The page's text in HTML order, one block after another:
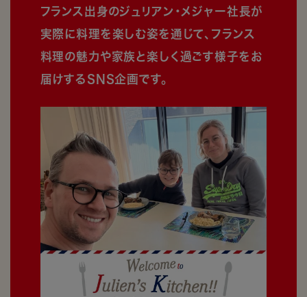
フランス出身のジュリアン・メジャー社長が
実際に料理を楽しむ姿を通じて、フランス
料理の魅力や家族と楽しく過ごす様子をお
届けするSNS企画です。